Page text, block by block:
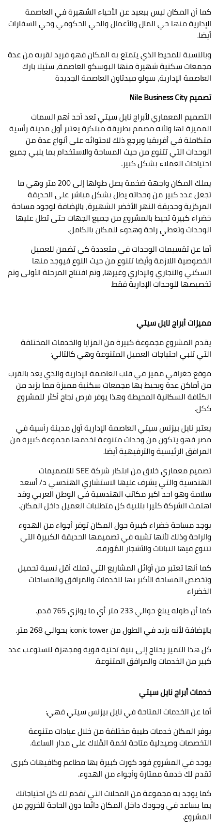
كما أن المكان ليس ببعيد عن الأحياء الشهيرة في العاصمة
الإدارية منها حي المال والأعمال والحي الحكومي وحي السفارات
أيضا.
وبالنسبة للمحيط الذي يتمتع به المكان فهو فريد لقربه من عدة
مجمعات سكنية شهيرة منها البوسكو العاصمة، ستيلا بارك
العاصمة الإدارية، سولو ميدتاون العاصمة الجديدة
تصميمNile Business City
التصميم المعماري لأبراج نايل سيتي تعد أحد أهم السمات
المميزة لها ولأنه مصمم بطريقة مبتكرة يعتبر أول مدينة رأسية
متكاملة في أفريقيا ويرجع ذلك لاحتوائه على أنواع عدة من
الوحدات التي تتنوع من حيث المساحة والاستخدام بما يلبي جميع
احتياجات العملاء بشكل كبير.
يملك المكان واجهة ضخمة يصل طولها إلى 200 متر وهي ما
تجعل عدد كبير من وحداته يطل بشكل مباشر على الحديقة
المركزية وحديقة النهر الأخضر الشهيرة، بالإضافة لوجود مساحة
خضراء كبيرة تحيط بالمشروع من جميع الجهات حتى تطل عليها
الوحدات وتعطي راحة وهدوء للمكان بالكامل.
أما عن تقسيمات الوحدات في متعددة كي تضمن للعميل
الخصوصية اللازمة وأيضا تتنوع من حيث النوع فيوجد منها
السكني والتجاري والإداري وغيرها، وتم افتتاح المرحلة الأولى وتم
تخصيصها للوحدات الإدارية فقط.
مميزاتأبراج نايل سيتي
يقدم المشروع مجموعة كبيرة من المزايا والخدمات المختلفة
التي تلبي احتياجات العميل المتنوعة وهي كالتالي:
موقع جغرافي مميز في قلب العاصمة الإدارية والذي يعد بالقرب
من أماكن عدة ويحيط بها مجمعات سكنية مميزة مما يزيد من
الكثافة السكانية المحيطة وهذا يوفر فرص نجاح أكثر للمشروع
ككل.
يعتبر نايل بيزنس سيتي العاصمة الإدارية أول مدينة رأسية في
مصر فهو يتكون من وحدات متنوعة تخدمها مجموعة كبيرة من
المرافق الرئيسية والترفيهية أيضا.
تصميم معماري خلاق من ابتكار شركةSEEللتصميمات
الهندسية والتي يشرف عليها الاستشاري الهندسي د/ أسعد
سلامة وهو احد اكبر مكاتب الهندسية في الوطن العربي وقد
اهتمت الشركة كثيرا بتلبية كل متطلبات العميل داخل المكان.
يوجد مساحة خضراء كبيرة حول المكان توفر أجواء من الهدوء
والراحة وذلك لأنها تشبه في تصميمها الحديقة الكبيرة التي
تتنوع فيها النباتات والأشجار المُورقة.
كما أنها تعتبر من أوائل المشاريع التي تملك أقل نسبة تحميل
وتخصص المساحة الأكبر بها للخدمات والمرافق والمساحات
الخضراء
كما أن طوله يبلغ حوالي 233 متر أي ما يوازي 765 قدم.
بالإضافة لأنه يزيد في الطول منiconic tower بحوالي 268 متر.
كل هذا التميز يحتاج إلى بنية تحتية قوية ومجهزة لتستوعب عدد
كبير من الخدمات والمرافق المتنوعة.
خدمات أبراج نايل سيتي
أما عن الخدمات المتاحة في نايل بيزنس سيتي فهي:
يوفر المكان خدمات طبية مختلفة من خلال عيادات متنوعة
التخصصات وصيدلية متاحة لخمة المُلاك على مدار الساعة.
يوجد في المشروع فود كورت كبيرة بها مطاعم وكافيهات كبرى
تقدم لك خدمة ممتازة وأجواء من الهدوء.
كما يوجد به مجموعة من المحلات التي تقدم لك كل احتياجاتك
بما يساعد في وجودك داخل المكان دائما دون الحاجة للخروج من
المشروع.